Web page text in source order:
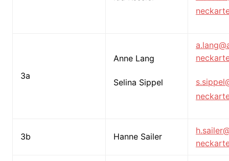
3a
Anne Lang
Selina Sippel
3b Hanne Sailer